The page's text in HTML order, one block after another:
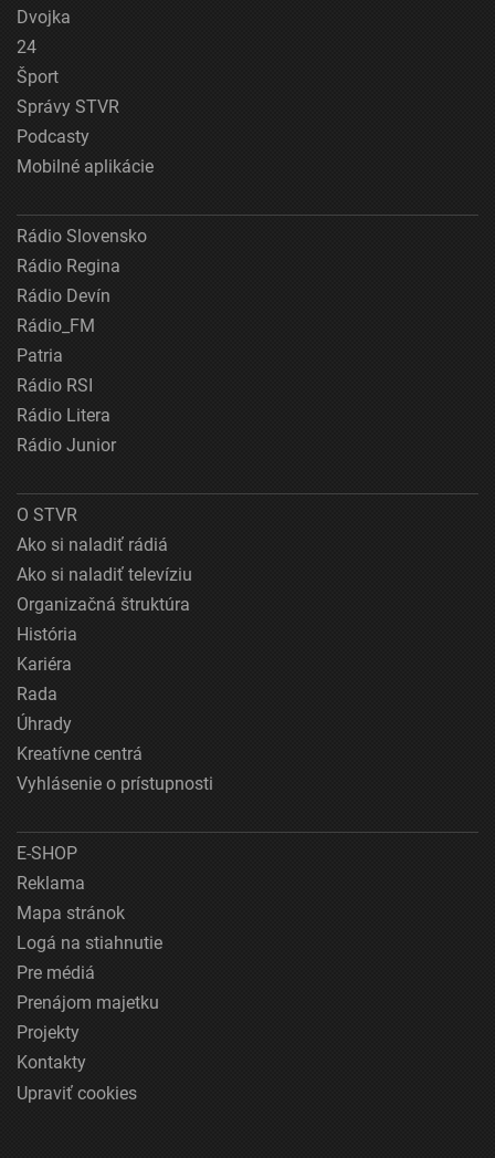
Dvojka
24
Šport
Správy STVR
Podcasty
Mobilné aplikácie
Rádio Slovensko
Rádio Regina
Rádio Devín
Rádio_FM
Patria
Rádio RSI
Rádio Litera
Rádio Junior
O STVR
Ako si naladiť rádiá
Ako si naladiť televíziu
Organizačná štruktúra
História
Kariéra
Rada
Úhrady
Kreatívne centrá
Vyhlásenie o prístupnosti
E-SHOP
Reklama
Mapa stránok
Logá na stiahnutie
Pre médiá
Prenájom majetku
Projekty
Kontakty
Upraviť cookies